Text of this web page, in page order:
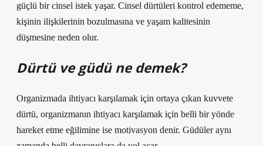
güçlü bir cinsel istek yaşar. Cinsel dürtüleri kontrol edememe,
kişinin ilişkilerinin bozulmasına ve yaşam kalitesinin
düşmesine neden olur.
Dürtü ve güdü ne demek?
Organizmada ihtiyacı karşılamak için ortaya çıkan kuvvete
dürtü, organizmanın ihtiyacı karşılamak için belli bir yönde
hareket etme eğilimine ise motivasyon denir. Güdüler aynı